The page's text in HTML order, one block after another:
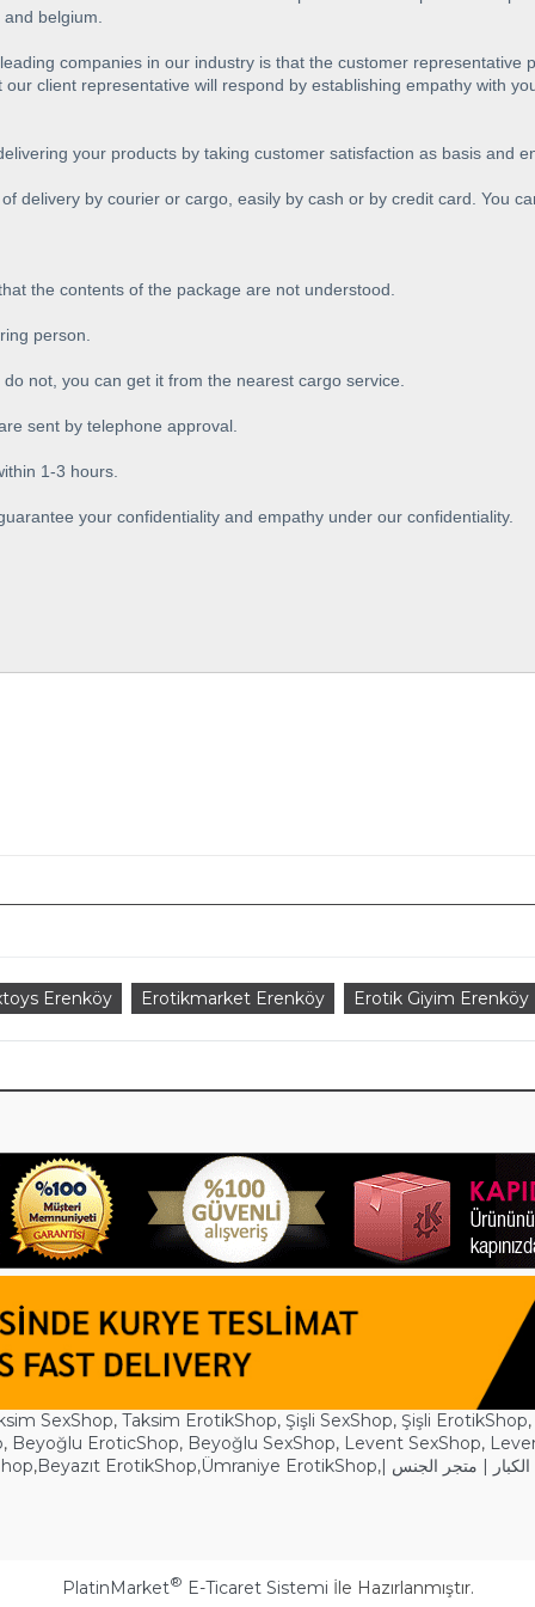
belgium.
companies in our industry is that the customer representative
client representative will respond by establishing empathy with
your products by taking customer satisfaction as basis and
delivery by courier or cargo, easily by cash or by credit card. You
the contents of the package are not understood.
person.
not, you can get it from the nearest cargo service.
sent by telephone approval.
1-3 hours.
your confidentiality and empathy under our confidentiality.
Erenköy Erotikmarket Erenköy Erotik Giyim Erenköy
SexShop, Taksim ErotikShop, Şişli SexShop, Şişli ErotikShop,
, Beyoğlu EroticShop, Beyoğlu SexShop, Levent SexShop,
,Beyazıt ErotikShop,Ümraniye ErotikShop, الكبار | متجر الجنس
PlatinMarket® E-Ticaret Sistemi İle Hazırlanmıştır.